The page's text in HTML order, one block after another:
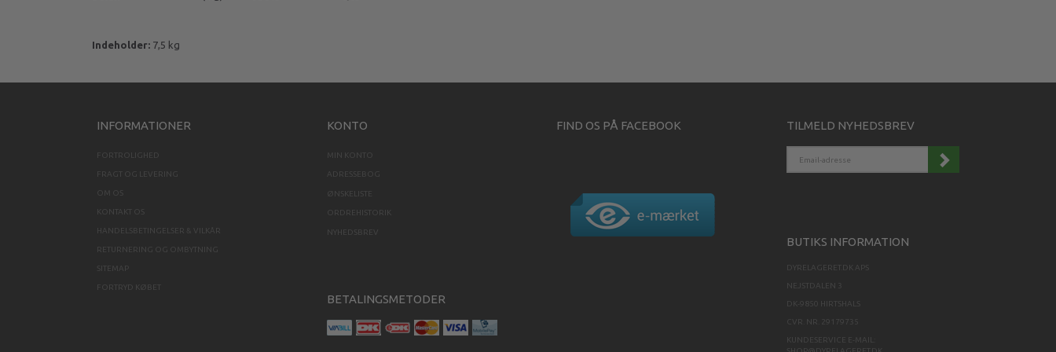
Indeholder: 7,5 kg
INFORMATIONER
FORTROLIGHED
FRAGT OG LEVERING
OM OS
KONTAKT OS
HANDELSBETINGELSER & VILKÅR
RETURNERING OG OMBYTNING
SITEMAP
FORTRYD KØBET
KONTO
MIN KONTO
ADRESSEBOG
ØNSKELISTE
ORDREHISTORIK
NYHEDSBREV
BETALINGSMETODER
FIND OS PÅ FACEBOOK TILMELD NYHEDSBREV
ADRESSE
BUTIKS INFORMATION
DYRELAGERET.DK APS
NEJSTDALEN 3
DK-9850 HIRTSHALS
CVR. NR. 29179735
KUNDESERVICE E-MAIL: